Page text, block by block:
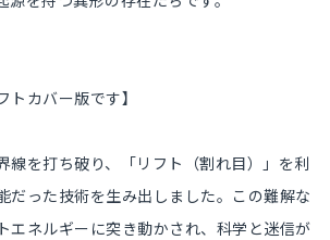
トカバー版です】
線を打ち破り、「リフト（割れ目）」を利
だった技術を生み出しました。この難解な
エネルギーに突き動かされ、科学と迷信が